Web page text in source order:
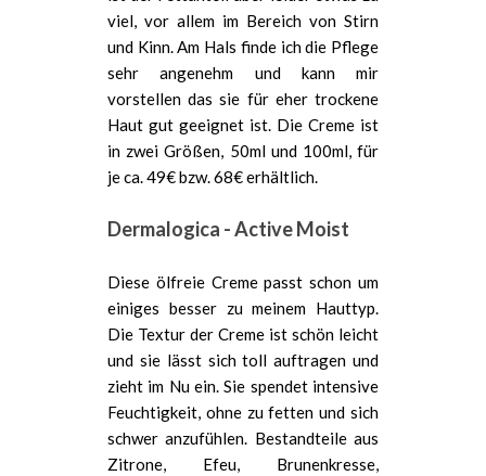
viel, vor allem im Bereich von Stirn
und Kinn. Am Hals finde ich die Pflege
sehr angenehm und kann mir
vorstellen das sie für eher trockene
Haut gut geeignet ist. Die Creme ist
in zwei Größen, 50ml und 100ml, für
je ca. 49€ bzw. 68€ erhältlich.
Dermalogica - Active Moist
Diese ölfreie Creme passt schon um
einiges besser zu meinem Hauttyp.
Die Textur der Creme ist schön leicht
und sie lässt sich toll auftragen und
zieht im Nu ein. Sie spendet intensive
Feuchtigkeit, ohne zu fetten und sich
schwer anzufühlen. Bestandteile aus
Zitrone, Efeu, Brunenkresse,